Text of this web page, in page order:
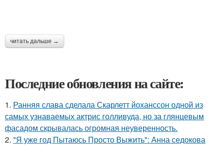
читать дальше →
Последние обновления на сайте:
1. Ранняя слава сделала Скарлетт йоханссон одной из
самых узнаваемых актрис голливуда, но за глянцевым
фасадом скрывалась огромная неуверенность.
2. "Я уже год Пытаюсь Просто Выжить": Анна седокова